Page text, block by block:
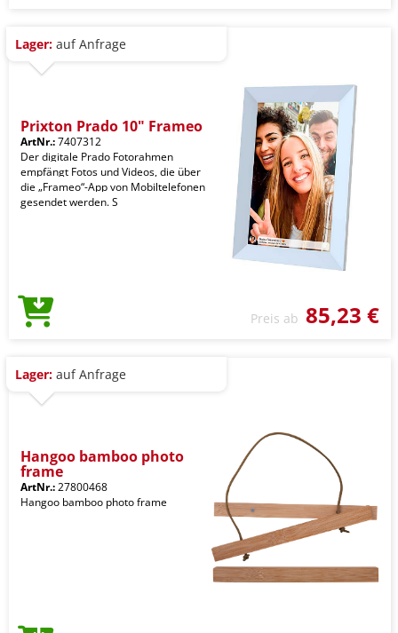
Lager: auf Anfrage
Prixton Prado 10" Frameo
ArtNr.:7407312
Der digitale Prado Fotorahmen
empfängt Fotos und Videos, die über
die „Frameo“-App von Mobiltelefonen
gesendet werden. S
Preis ab 85,23 €
Lager: auf Anfrage
Hangoo bamboo photo
frame
ArtNr.:27800468
Hangoo bamboo photo frame